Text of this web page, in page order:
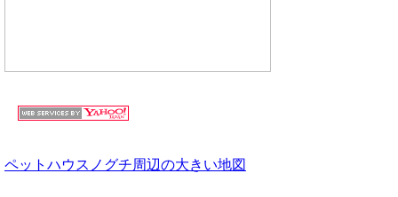
ペットハウスノグチ周辺の大きい地図